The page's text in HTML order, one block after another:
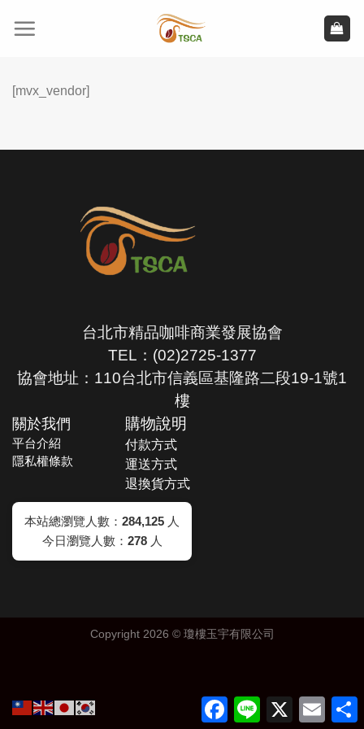
[mvx_vendor]
台北市精品咖啡商業發展協會
TEL：(02)2725-1377
協會地址：110台北市信義區基隆路二段19-1號1
樓
關於我們
平台介紹
隱私權條款
購物說明
付款方式
運送方式
退換貨方式
本站總瀏覽人數： 284,125 人
今日瀏覽人數： 278人
Copyright 2026 © 瓊樓玉宇有限公司
Facebook
Line X Email